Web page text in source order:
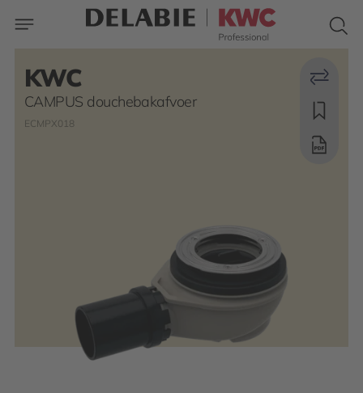
KWC
CAMPUS douchebakafvoer
ECMPX018